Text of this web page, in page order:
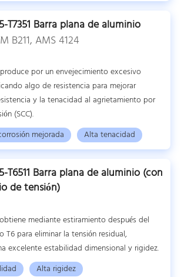
T7351 Barra plana de aluminio
B211, AMS 4124
produce por un envejecimiento excesivo
algo de resistencia para mejorar
y la tenacidad al agrietamiento por
(SCC).
mejorada
Alta tenacidad
T6511 Barra plana de aluminio (con
de tensión)
mediante estiramiento después del
T6 para eliminar la tensión residual,
excelente estabilidad dimensional y rigidez.
Alta rigidez